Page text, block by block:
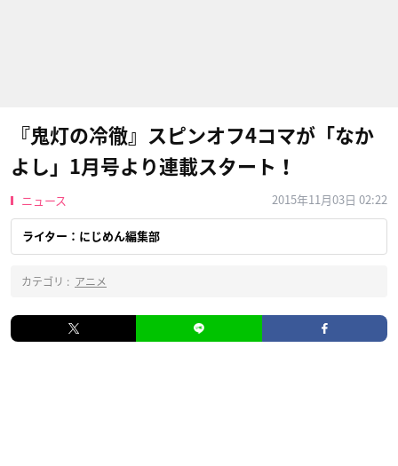
『鬼灯の冷徹』スピンオフ4コマが「なか
よし」1月号より連載スタート！
ニュース 2015年11月03日 02:22
ライター：にじめん編集部
カテゴリ : アニメ